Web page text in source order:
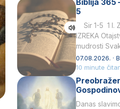
rođenjem
Obnovio je
afričkim…
Biblija 365
5
Sir 1-5 1 I.
IZREKA
mudrosti
mudrost od
i s njime je
Tko će…
07.08.2026. ·
10 minute
Danas